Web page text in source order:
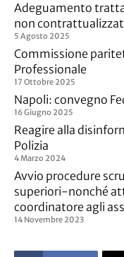
Adeguamento
non
5 Agosto 2025
Commissione
Professionale
17 Ottobre 2025
Napoli: convegno
16 Giugno 2025
Reagire alla
Polizia
4 Marzo 2024
Avvio procedure
superiori-nonché
coordinatore agli
14 Novembre 2023